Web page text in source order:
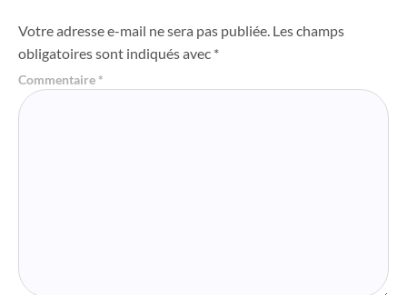
Votre adresse e-mail ne sera pas publiée. Les champs
obligatoires sont indiqués avec *
Commentaire *